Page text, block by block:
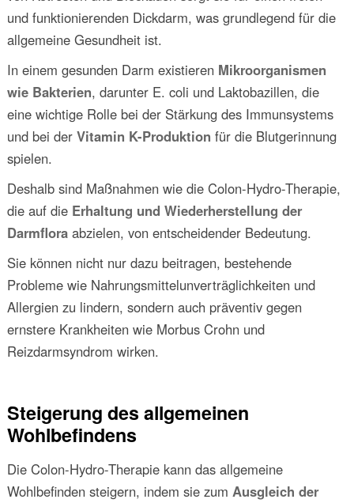
und funktionierenden Dickdarm, was grundlegend für die
allgemeine Gesundheit ist.
In einem gesunden Darm existieren Mikroorganismen
wie Bakterien, darunter E. coli und Laktobazillen, die
eine wichtige Rolle bei der Stärkung des Immunsystems
und bei der Vitamin K-Produktion für die Blutgerinnung
spielen.
Deshalb sind Maßnahmen wie die Colon-Hydro-Therapie,
die auf die Erhaltung und Wiederherstellung der
Darmfloraabzielen, von entscheidender Bedeutung.
Sie können nicht nur dazu beitragen, bestehende
Probleme wie Nahrungsmittelunverträglichkeiten und
Allergien zu lindern, sondern auch präventiv gegen
ernstere Krankheiten wie Morbus Crohn und
Reizdarmsyndrom wirken.
Steigerung des allgemeinen
Wohlbefindens
Die Colon-Hydro-Therapie kann das allgemeine
Wohlbefinden steigern, indem sie zum Ausgleich der